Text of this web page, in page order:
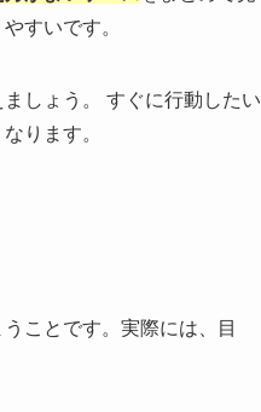
すいです。
しょう。 すぐに行動したい
ります。
ことです。実際には、目